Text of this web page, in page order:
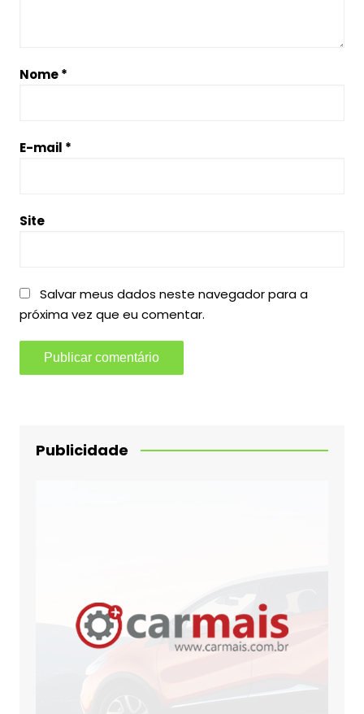
Nome*
E-mail *
Site
Salvar meus dados neste navegador para a
próxima vez que eu comentar.
Publicidade